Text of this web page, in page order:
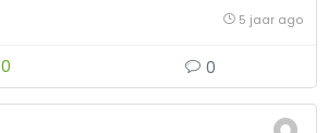
5 jaar ago
0 0